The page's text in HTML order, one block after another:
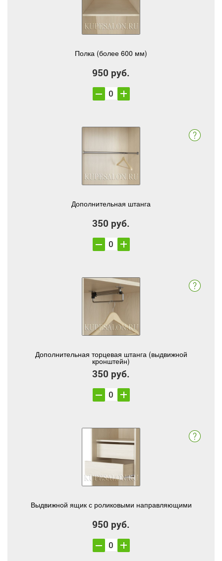
Полка (более 600 мм)
950 руб.
Дополнительная штанга
350 руб.
Дополнительная торцевая штанга (выдвижной
кронштейн)
350 руб.
Выдвижной ящик с роликовыми направляющими
950 руб.